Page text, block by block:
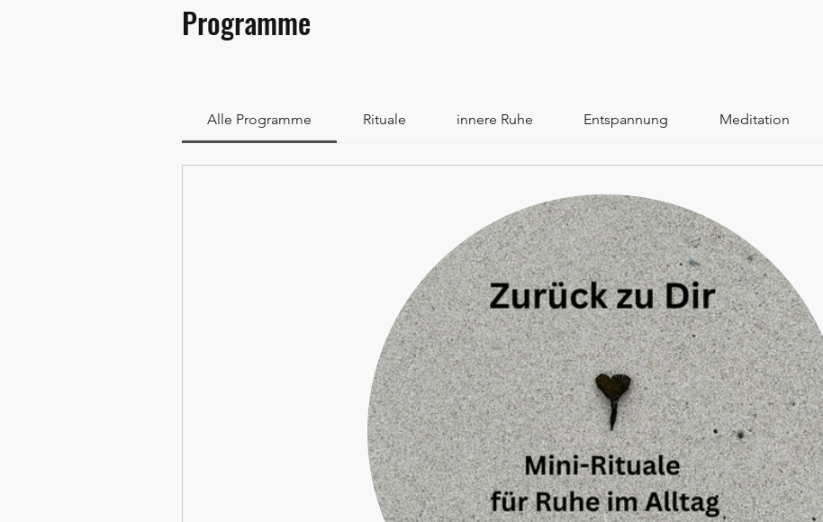
Programme
Alle Programme Rituale innere Ruhe Entspannung Meditation